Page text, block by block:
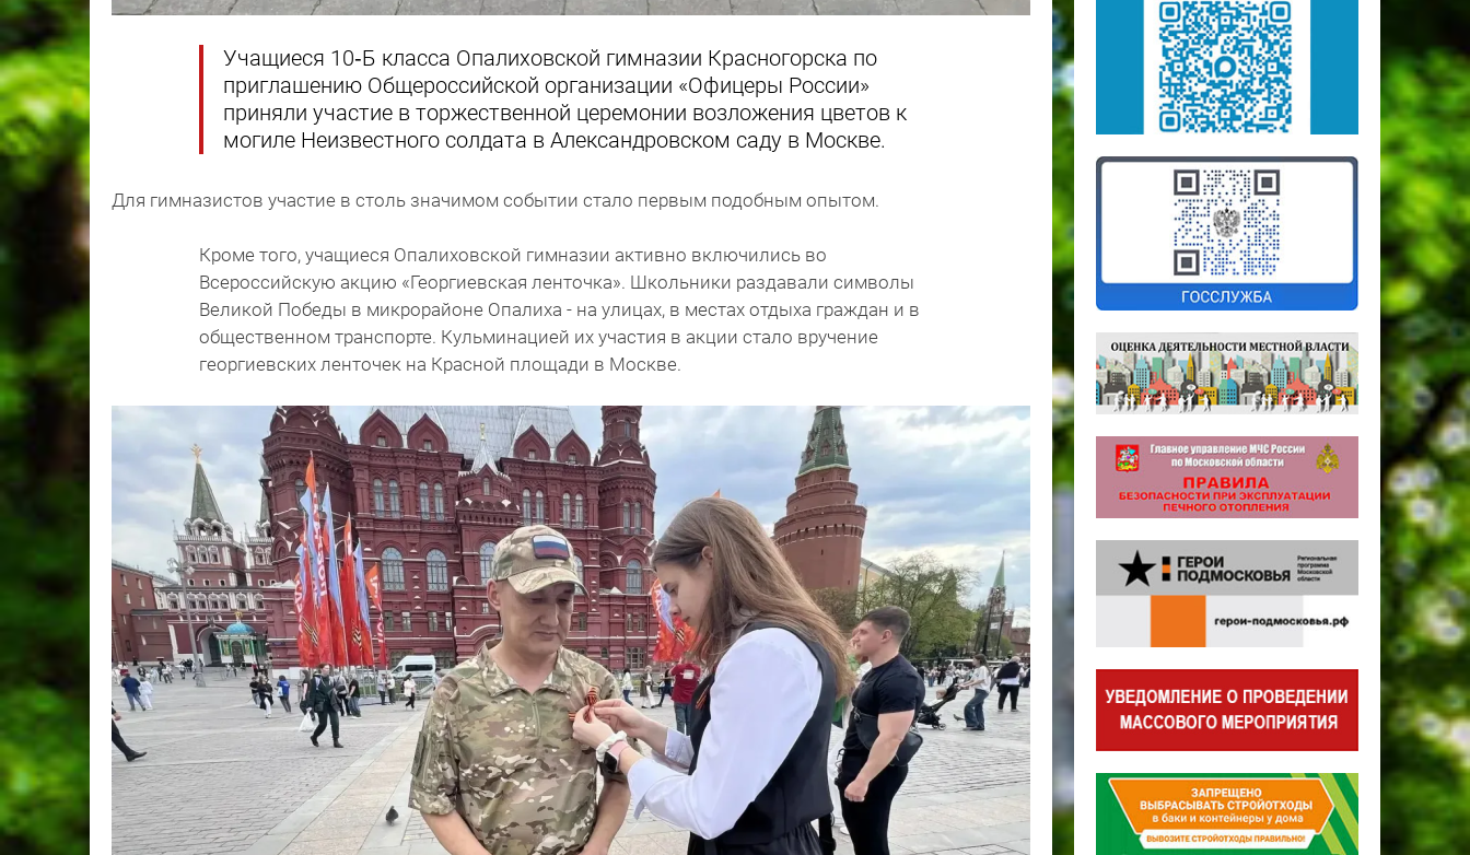
Учащиеся 10‑Б класса Опалиховской гимназии Красногорска по
приглашению Общероссийской организации «Офицеры России»
приняли участие в торжественной церемонии возложения цветов к
могиле Неизвестного солдата в Александровском саду в Москве.
Для гимназистов участие в столь значимом событии стало первым подобным опытом.
Кроме того, учащиеся Опалиховской гимназии активно включились во
Всероссийскую акцию «Георгиевская ленточка». Школьники раздавали символы
Великой Победы в микрорайоне Опалиха - на улицах, в местах отдыха граждан и в
общественном транспорте. Кульминацией их участия в акции стало вручение
георгиевских ленточек на Красной площади в Москве.